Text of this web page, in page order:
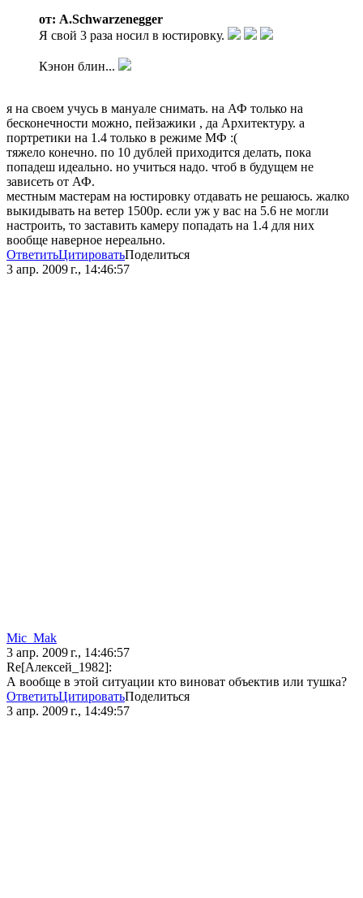
от: A.Schwarzenegger
Я свой 3 раза носил в юстировку.
Кэнон блин...
я на своем учусь в мануале снимать. на АФ только на
бесконечности можно, пейзажики , да Архитектуру. а
портретики на 1.4 только в режиме МФ :(
тяжело конечно. по 10 дублей приходится делать, пока
попадеш идеально. но учиться надо. чтоб в будущем не
зависеть от АФ.
местным мастерам на юстировку отдавать не решаюсь. жалко
выкидывать на ветер 1500р. если уж у вас на 5.6 не могли
настроить, то заставить камеру попадать на 1.4 для них
вообще наверное нереально.
ОтветитьЦитироватьПоделиться
3 апр. 2009 г., 14:46:57
Mic_Mak
3 апр. 2009 г., 14:46:57
Re[Алексей_1982]:
А вообще в этой ситуации кто виноват объектив или тушка?
ОтветитьЦитироватьПоделиться
3 апр. 2009 г., 14:49:57